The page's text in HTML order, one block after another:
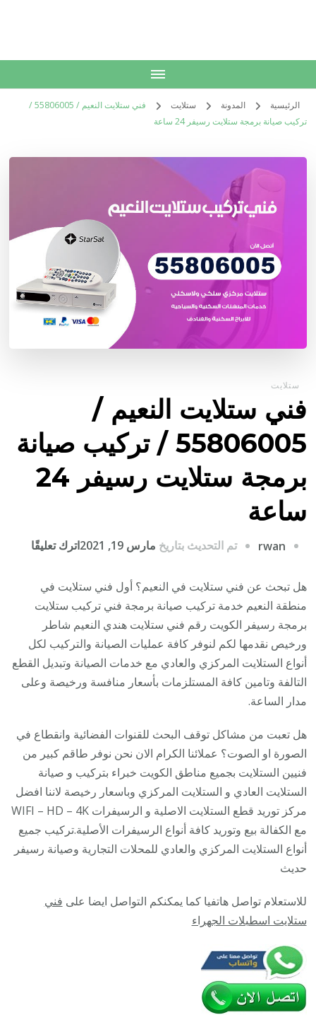
الرئيسية المدونة ستلايت
فني ستلايت النعيم / 55806005 /
تركيب صيانة برمجة ستلايت رسيفر 24 ساعة
ستلايت
فني ستلايت النعيم /
55806005 / تركيب صيانة
برمجة ستلايت رسيفر 24
ساعة
rwan تم التحديث بتاريخ مارس 19, 2021 اترك تعليقًا
/
رسيفر
ساعة
هل تبحث عن فني ستلايت في النعيم؟ أول فني ستلايت في
منطقة النعيم خدمة تركيب صيانة برمجة فني تركيب ستلايت
برمجة رسيفر الكويت رقم فني ستلايت هندي النعيم شاطر
ورخيص نقدمها لكم لنوفر كافة عمليات الصيانة والتركيب لكل
أنواع الستلايت المركزي والعادي مع خدمات الصيانة وتبديل القطع
التالفة وتامين كافة المستلزمات بأسعار منافسة ورخيصة وعلى
مدار الساعة.
هل تعبت من مشاكل توقف البحث للقنوات الفضائية وانقطاع في
الصورة او الصوت؟ عملائنا الكرام الان نحن نوفر طاقم كبير من
فنيين الستلايت بجميع مناطق الكويت خبراء بتركيب و صيانة
الستلايت العادي و الستلايت المركزي وباسعار رخيصة لاننا افضل
مركز توريد قطع الستلايت الاصلية و الرسيفرات WIFI – HD – 4K
مع الكفالة بيع وتوريد كافة أنواع الرسيفرات الأصلية.تركيب جميع
أنواع الستلايت المركزي والعادي للمحلات التجارية وصيانة رسيفر
حديث
للاستعلام تواصل هاتفيا كما يمكنكم التواصل ايضا على فني
ستلايت اسطبلات الجهراء